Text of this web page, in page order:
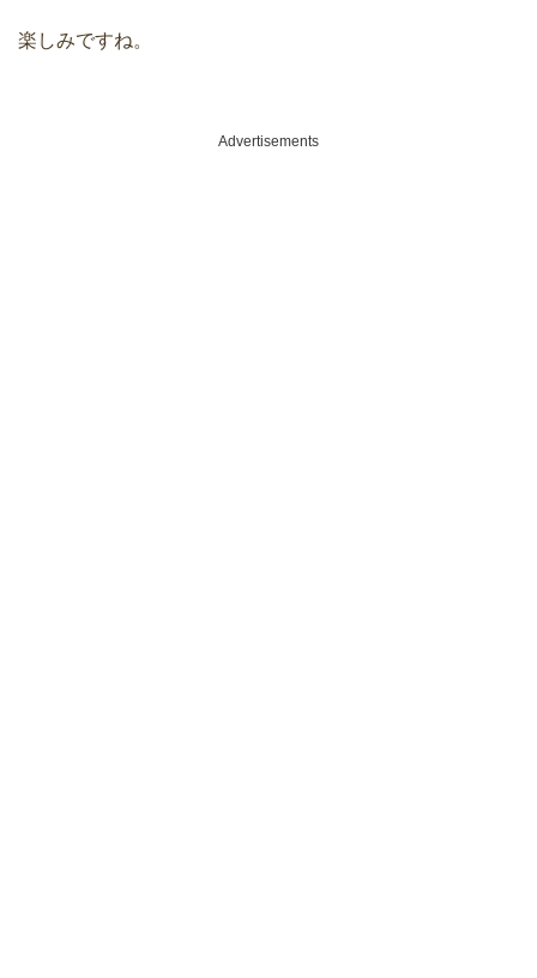
楽しみですね。
Advertisements